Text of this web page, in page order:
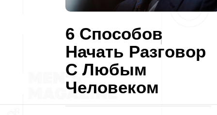
6 Способов
Начать Разговор
С Любым
Человеком